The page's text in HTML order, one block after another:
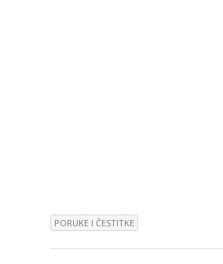
PORUKE I ČESTITKE